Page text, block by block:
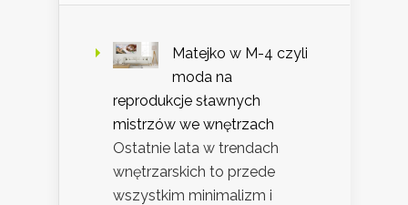
Matejko w M-4 czyli
moda na
reprodukcje sławnych
mistrzów we wnętrzach
Ostatnie lata w trendach
wnętrzarskich to przede
wszystkim minimalizm i